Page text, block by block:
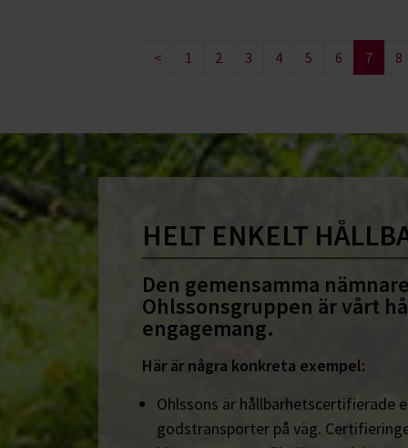
< 1 2 3 4 5 6 7 8
HELT ENKELT
Den gemensamma
Ohlssonsgruppen är vårt
engagemang.
Här är några konkreta exempel:
Ohlssons är hållbarhetscertifierade
godstransporter på väg.